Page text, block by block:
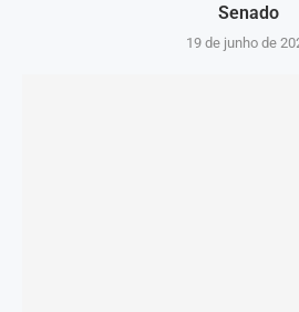
Senado
19 de junho de